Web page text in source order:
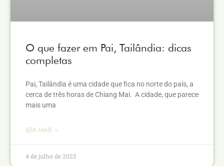
O que fazer em Pai, Tailândia: dicas
completas
Pai, Tailândia é uma cidade que fica no norte do país, a
cerca de três horas de Chiang Mai. A cidade, que parece
mais uma
LEIA MAIS >
4 de julho de 2023